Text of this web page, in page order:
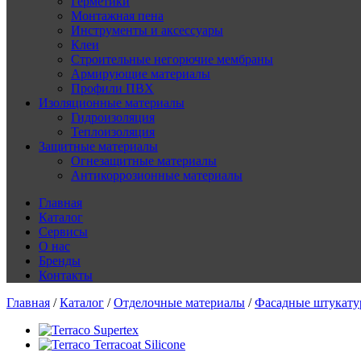
Монтажная пена
Инструменты и аксессуары
Клеи
Строительные негорючие мембраны
Армирующие материалы
Профили ПВХ
Изоляционные материалы
Гидроизоляция
Теплоизоляция
Защитные материалы
Огнезащитные материалы
Антикоррозионные материалы
Главная
Каталог
Сервисы
О нас
Бренды
Контакты
Главная / Каталог / Отделочные материалы / Фасадные